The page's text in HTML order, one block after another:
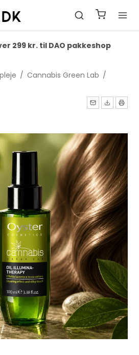
299 kr. til DAO pakkeshop
/ Cannabis Green Lab /